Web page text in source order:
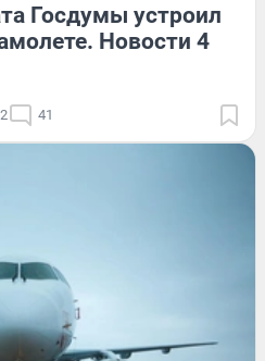
Госдумы устроил
Новости 4
41